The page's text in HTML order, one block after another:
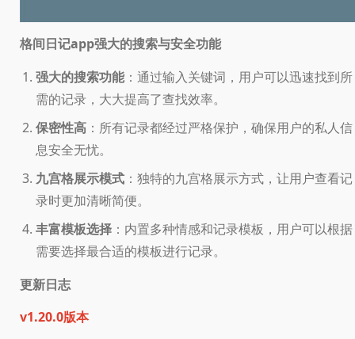
格间日记app强大的搜索与安全功能
强大的搜索功能：通过输入关键词，用户可以迅速找到所
需的记录，大大提高了查找效率。
保密性高 ：所有记录都经过严格保护，确保用户的私人信
息安全无忧。
九宫格展示模式 ：独特的九宫格展示方式，让用户查看记
录时更加清晰简便。
丰富模板选择 ：内置多种情感和记录模板，用户可以根据
需要选择最合适的模板进行记录。
更新日志
v1.20.0版本